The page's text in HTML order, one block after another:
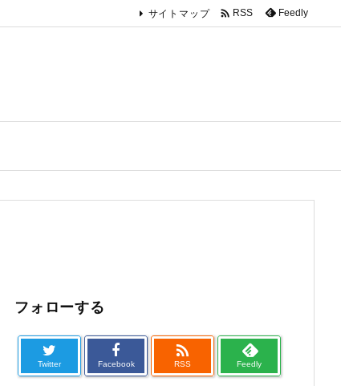
サイトマップ  RSS Feedly
フォローする
Twitter Facebook

RSS Feedly